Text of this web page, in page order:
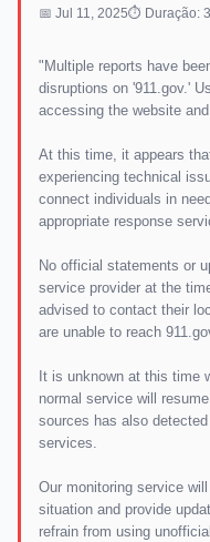
📅 Jul 11, 2025⏱ Duração:
"Multiple reports have
disruptions on '911.gov.'
accessing the website
At this time, it appears
experiencing technical
connect individuals in
appropriate response
No official statements or
service provider at the
advised to contact their
are unable to reach
It is unknown at this time
normal service will
sources has also
services.
Our monitoring service
situation and provide
refrain from using